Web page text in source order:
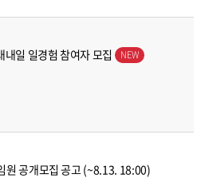
내일 일경험 참여자 모집
원 공개모집 공고 (~8.13. 18:00)